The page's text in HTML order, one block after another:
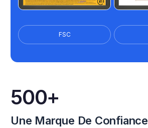
FSC
500+
Une Marque De Confiance